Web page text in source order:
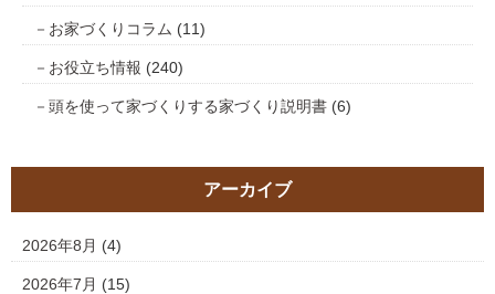
お家づくりコラム (11)
お役立ち情報 (240)
頭を使って家づくりする家づくり説明書 (6)
アーカイブ
2026年8月 (4)
2026年7月 (15)